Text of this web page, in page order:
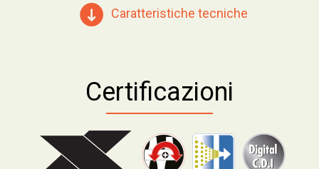
Caratteristiche tecniche
Certificazioni